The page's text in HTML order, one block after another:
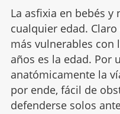
La asfixia en bebés y
cualquier edad.
más vulnerables con
años es la edad. Por
anatómicamente la
por ende, fácil de
defenderse solos